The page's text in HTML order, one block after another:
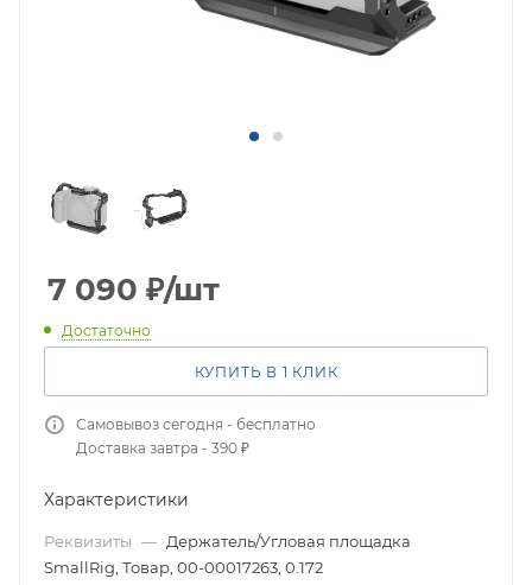
7 090 ₽/шт
Достаточно
КУПИТЬ В 1 КЛИК
Самовывоз сегодня - бесплатно
Доставка завтра - 390 ₽
Характеристики
Реквизиты — Держатель/Угловая площадка
SmallRig, Товар, 00-00017263, 0.172